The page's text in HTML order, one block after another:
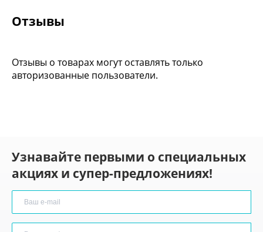
Отзывы
Отзывы о товарах могут оставлять только
авторизованные пользователи.
Узнавайте первыми о специальных
акциях и супер-предложениях!